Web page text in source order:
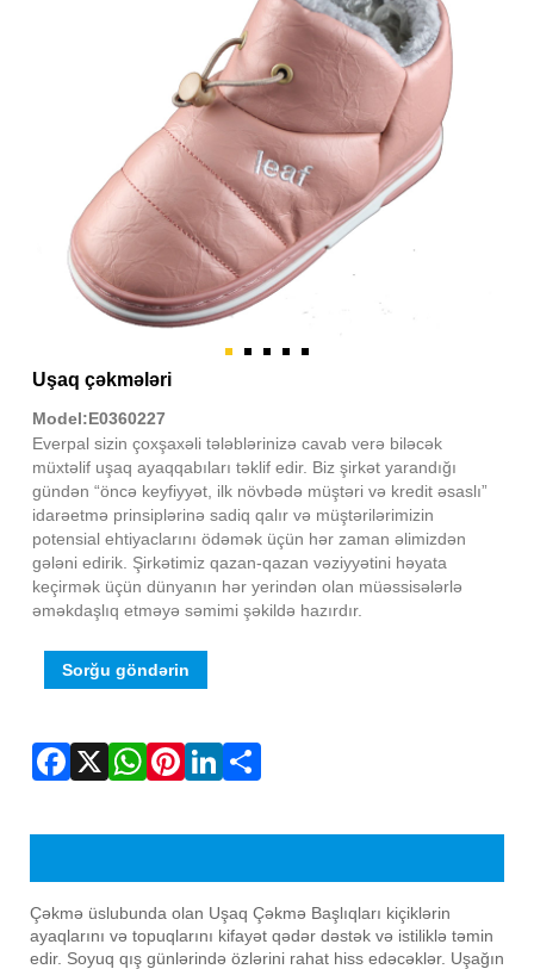
Uşaq çəkmələri
Model:E0360227
Everpal sizin çoxşaxəli tələblərinizə cavab verə biləcək
müxtəlif uşaq ayaqqabıları təklif edir. Biz şirkət yarandığı
gündən “öncə keyfiyyət, ilk növbədə müştəri və kredit əsaslı”
idarəetmə prinsiplərinə sadiq qalır və müştərilərimizin
potensial ehtiyaclarını ödəmək üçün hər zaman əlimizdən
gələni edirik. Şirkətimiz qazan-qazan vəziyyətini həyata
keçirmək üçün dünyanın hər yerindən olan müəssisələrlə
əməkdaşlıq etməyə səmimi şəkildə hazırdır.
Sorğu göndərin
Uşaq Bootie Başmaqlarının Məhsul Təqdimatı
Çəkmə üslubunda olan Uşaq Çəkmə Başlıqları kiçiklərin
ayaqlarını və topuqlarını kifayət qədər dəstək və istiliklə təmin
edir. Soyuq qış günlərində özlərini rahat hiss edəcəklər. Uşağın